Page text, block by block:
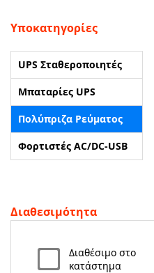
ΑΡΧΙΚΗ
ΠΟΙΟΙ ΕΙΜΑΣΤΕ
SERVICE
Υποκατηγορίες
UPS Σταθεροποιητές
Μπαταρίες UPS
Πολύπριζα Ρεύματος
Φορτιστές AC/DC-USB
Διαθεσιμότητα
Διαθέσιμο στο
κατάστημα